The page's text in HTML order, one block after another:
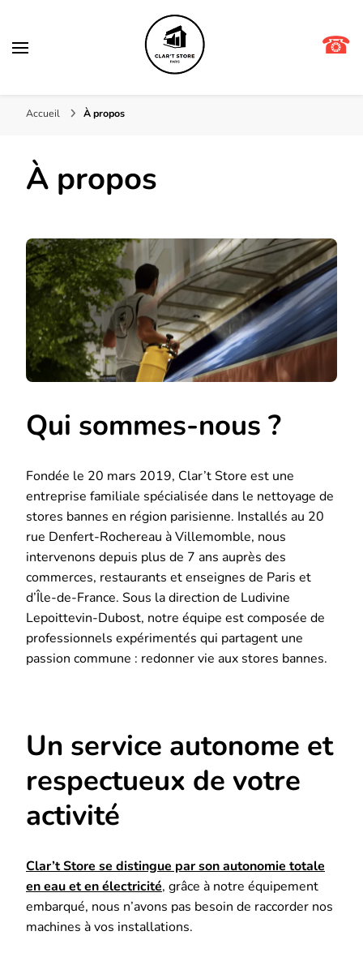
☎
Accueil À propos
À propos
Qui sommes-nous ?
Fondée le 20 mars 2019, Clar’t Store est une
entreprise familiale spécialisée dans le nettoyage de
stores bannes en région parisienne. Installés au 20
rue Denfert-Rochereau à Villemomble, nous
intervenons depuis plus de 7 ans auprès des
commerces, restaurants et enseignes de Paris et
d’Île-de-France. Sous la direction de Ludivine
Lepoittevin-Dubost, notre équipe est composée de
professionnels expérimentés qui partagent une
passion commune : redonner vie aux stores bannes.
Un service autonome et
respectueux de votre
activité
Clar’t Store se distingue par son autonomie totale
en eau et en électricité, grâce à notre équipement
embarqué, nous n’avons pas besoin de raccorder nos
machines à vos installations.